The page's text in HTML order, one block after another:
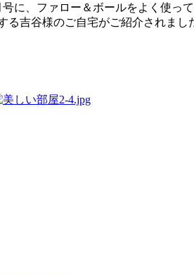
に、ファロー＆ボールをよく使っ
る吉谷様のご自宅がご紹介されまし